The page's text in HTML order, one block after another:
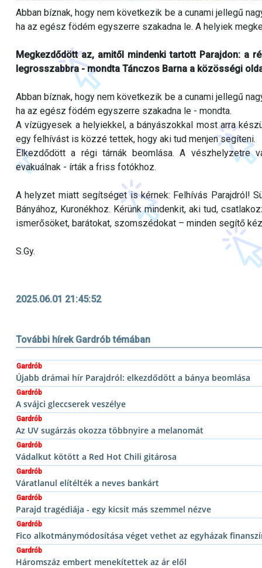
Abban bíznak, hogy nem következik be a cunami jellegű
ha az egész födém egyszerre szakadna le. A helyiek
Megkezdődött az, amitől mindenki tartott Parajdon: a
legrosszabbra - mondta Tánczos Barna a közösségi
Abban bíznak, hogy nem következik be a cunami jellegű
ha az egész födém egyszerre szakadna le - mondta.
A vízügyesek a helyiekkel, a bányászokkal most arra
egy felhívást is közzé tettek, hogy aki tud menjen segíteni.
Elkezdődött a régi tárnák beomlása. A vészhelyzetre
evakuálnak - írták a friss fotókhoz.
A helyzet miatt segítséget is kérnek: Felhívás Parajdról!
Bányához, Kuronékhoz. Kérünk mindenkit, aki tud,
ismerősöket, barátokat, szomszédokat – minden segítő
S.Gy.
2025.06.01 21:45:52
További hírek Gardrób témában
Gardrób
Újabb drámai hír Parajdról: elkezdődött a bánya beomlása
Gardrób
A svájci gleccserek veszélye
Gardrób
Az UV sugárzás okozza többnyire a melanomát
Gardrób
Vádalkut kötött a Red Hot Chili gitárosa
Gardrób
Váratlanul elítélték a neves bankárt
Gardrób
Parajd tragédiája - egy kicsit más szemmel nézve
Gardrób
Fico alkotmánymódosítása véget vethet az egyházak
Gardrób
Háromszáz embert menekítettek az ár elől